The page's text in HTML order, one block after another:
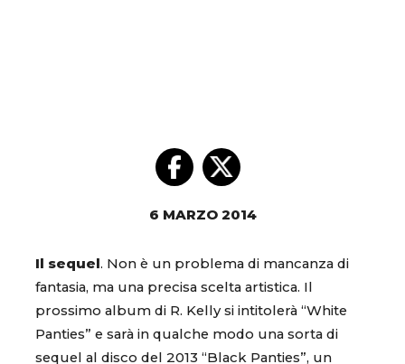
6 MARZO 2014
Il sequel. Non è un problema di mancanza di
fantasia, ma una precisa scelta artistica. Il
prossimo album di R. Kelly si intitolerà “White
Panties” e sarà in qualche modo una sorta di
sequel al disco del 2013 “Black Panties”, un